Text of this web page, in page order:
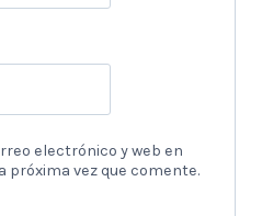
electrónico y web en
próxima vez que comente.